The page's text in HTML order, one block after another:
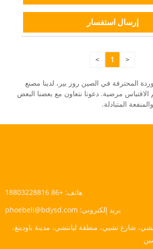
إرسال استفسار
<
1
>
المحترفة في الصين روز بير، لدينا مصنع
مرضية. دعونا نتعاون مع بعضنا البعض
المتبادلة.
هاتف: +86 18803228816
بريد إلكتروني: phoebeli@bdysd.com
ويليشي، شارع تشيي، منطقة ليانتشي، مدينة باودينغ،